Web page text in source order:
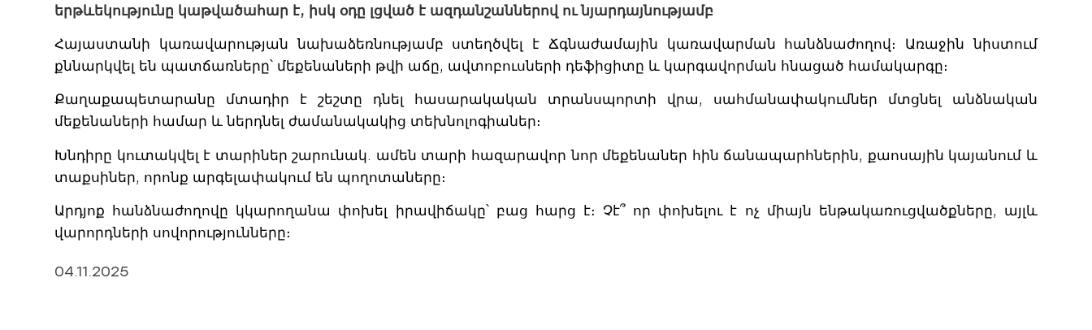
երթևեկությունը կաթվածահար է, իսկ օդը լցված է ազդանշաններով ու նյարդայնությամբ
Հայաստանի կառավարության նախաձեռնությամբ ստեղծվել է Ճգնաժամային կառավարման հանձնաժողով։ Առաջին նիստում
քննարկվել են պատճառները՝ մեքենաների թվի աճը, ավտոբուսների դեֆիցիտը և կարգավորման հնացած համակարգը։
Քաղաքապետարանը մտադիր է շեշտը դնել հասարակական տրանսպորտի վրա, սահմանափակումներ մտցնել անձնական
մեքենաների համար և ներդնել ժամանակակից տեխնոլոգիաներ։
Խնդիրը կուտակվել է տարիներ շարունակ. ամեն տարի հազարավոր նոր մեքենաներ հին ճանապարհներին, քաոսային կայանում և
տաքսիներ, որոնք արգելափակում են պողոտաները։
Արդյոք հանձնաժողովը կկարողանա փոխել իրավիճակը՝ բաց հարց է։ Չէ՞ որ փոխելու է ոչ միայն ենթակառուցվածքները, այլև
վարորդների սովորությունները։
04.11.2025